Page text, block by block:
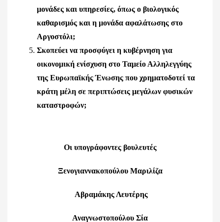
μονάδες και υπηρεσίες, όπως ο βιολογικός
καθαρισμός και η μονάδα αφαλάτωσης στο
Αργοστόλι;
Σκοπεύει να προσφύγει η κυβέρνηση για
οικονομική ενίσχυση στο Ταμείο Αλληλεγγύης
της Ευρωπαϊκής Ένωσης που χρηματοδοτεί τα
κράτη μέλη σε περιπτώσεις μεγάλων φυσικών
καταστροφών;
Οι υπογράφοντες βουλευτές
Ξενογιαννακοπούλου Μαριλίζα
Αβραμάκης Λευτέρης
Αναγνωστοπούλου Σία